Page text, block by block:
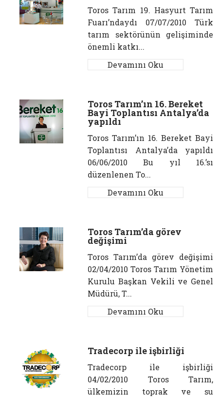
Toros Tarım 19. Hasyurt Tarım
Fuarı’ndaydı 07/07/2010 Türk
tarım sektörünün gelişiminde
önemli katkı...
Devamını Oku
Toros Tarım’ın 16. Bereket
Bayi Toplantısı Antalya’da
yapıldı
Toros Tarım’ın 16. Bereket Bayi
Toplantısı Antalya’da yapıldı
06/06/2010 Bu yıl 16.’sı
düzenlenen To...
Devamını Oku
Toros Tarım’da görev
değişimi
Toros Tarım’da görev değişimi
02/04/2010 Toros Tarım Yönetim
Kurulu Başkan Vekili ve Genel
Müdürü, T...
Devamını Oku
Tradecorp ile işbirliği
Tradecorp ile işbirliği
04/02/2010 Toros Tarım,
ülkemizin toprak ve su